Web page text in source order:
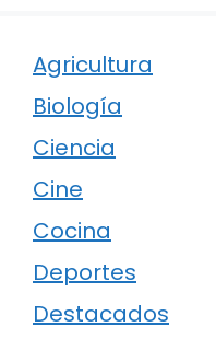
Agricultura
Biología
Ciencia
Cine
Cocina
Deportes
Destacados